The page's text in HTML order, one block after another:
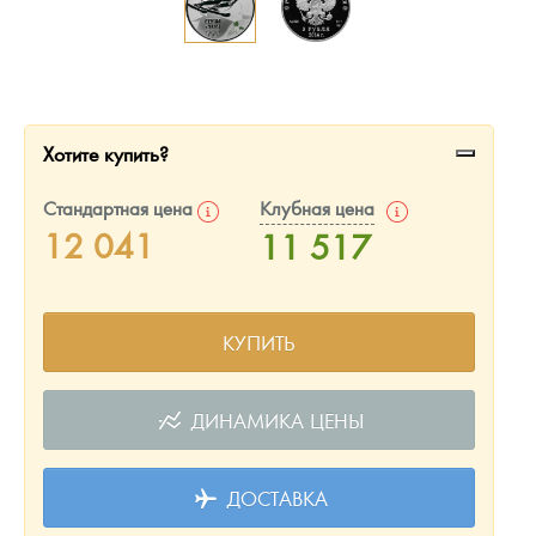
Монеты и жетоны из недрагоценных металлов
Книги по нумизматике
Хотите купить?
Стандартная цена
12 041
Клубная цена
11 517
КУПИТЬ
ДИНАМИКА ЦЕНЫ
ДОСТАВКА